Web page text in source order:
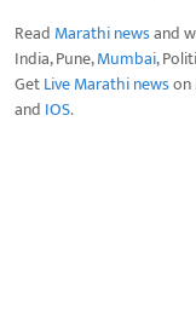
Read Marathi newsand
India, Pune,Mumbai,
GetLive Marathi newson
and IOS.